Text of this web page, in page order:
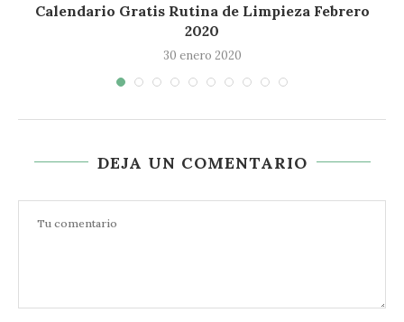
Calendario Gratis Rutina de Limpieza Febrero
2020
30 enero 2020
DEJA UN COMENTARIO